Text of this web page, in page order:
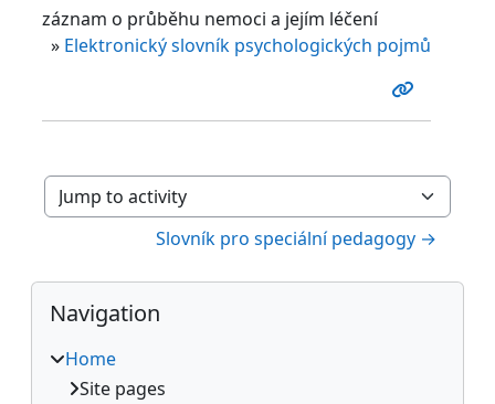
záznam o průběhu nemoci a jejím léčení
» Elektronický slovník psychologických pojmů
Jump to activity
Slovník pro speciální pedagogy →
Blocks
Skip Navigation
Navigation
Home
Site pages